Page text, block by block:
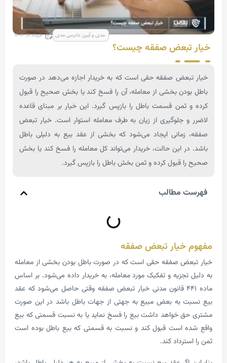
مدنی و آیین دادرسی مدنی خرداد ۸, ۱۴۰۴
صفقه چیست؟
صفقه حقی است که به خریدار اجازه می‌دهد در صورت
بخشی از معامله، آن را فسخ کند یا بخش صحیح را قبول
ثمن قسمت باطل را بازپس گیرد. این خیار بر مبنای قاعده
جلوگیری از زیان به طرف معامله استوار است. خیار تبعض
ایجاد می‌شود که بخشی از عقد بیع به دلیلی باطل
این حالت، خریدار می‌تواند کل معامله را فسخ کند یا بخش
قبول کرده و ثمن بخش باطل را بازپس گیرد.
مطالب
خیار تبعض صفقه
صفقه حقی است که در صورت باطل بودن بخشی از معامله
و تفکیک مورد معامله، به خریدار داده می‌شود. بر اساس
ماده ۴۴۱ قانون مدنی خیار تبعض صفقه وقتی حاصل می‌شود که عقد
به بعض مبیع به جهتی از جهات باطل باشد در این صورت
‌خواهد داشت بیع را فسخ نماید یا به نسبت قسمتی که بیع
است قبول کند و نسبت به قسمتی که بیع باطل بوده است
کند.